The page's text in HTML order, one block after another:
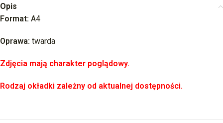
Opis
Format: A4
Oprawa: twarda
Zdjęcia mają charakter poglądowy.
Rodzaj okładki zależny od aktualnej dostępności.